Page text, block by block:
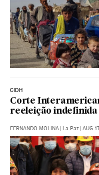
CIDH
Corte
reeleição indefinida
FERNANDO MOLINA | La Paz | AUG